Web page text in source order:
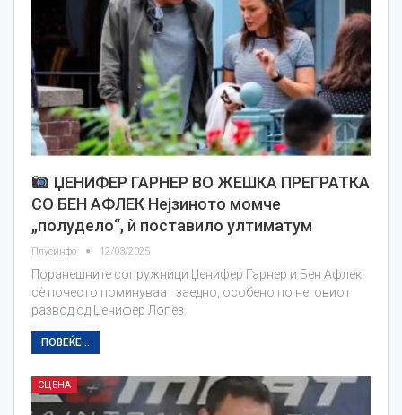
ЏЕНИФЕР ГАРНЕР ВО ЖЕШКА ПРЕГРАТКА
СО БЕН АФЛЕК Нејзиното момче
„полудело“, ѝ поставило ултиматум
Плусинфо 12/03/2025
Поранешните сопружници Џенифер Гарнер и Бен Афлек
сè почесто поминуваат заедно, особено по неговиот
развод од Џенифер Лопез.
ПОВЕЌЕ...
СЦЕНА